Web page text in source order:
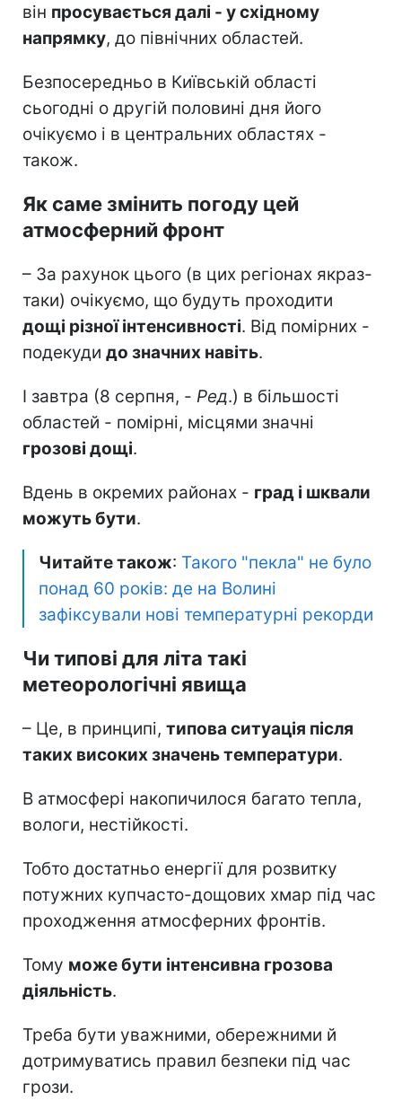
він просувається далі - у східному
напрямку, до північних областей.
Безпосередньо в Київській області
сьогодні о другій половині дня його
очікуємо і в центральних областях -
також.
Як саме змінить погоду цей
атмосферний фронт
– За рахунок цього (в цих регіонах якраз-
таки) очікуємо, що будуть проходити
дощі різної інтенсивності. Від помірних -
подекуди до значних навіть.
І завтра (8 серпня, - Ред.) в більшості
областей - помірні, місцями значні
грозові дощі.
Вдень в окремих районах - град і шквали
можуть бути.
Читайте також: Такого "пекла" не було
понад 60 років: де на Волині
зафіксували нові температурні рекорди
Чи типові для літа такі
метеорологічні явища
– Це, в принципі, типова ситуація після
таких високих значень температури.
В атмосфері накопичилося багато тепла,
вологи, нестійкості.
Тобто достатньо енергії для розвитку
потужних купчасто-дощових хмар під час
проходження атмосферних фронтів.
Тому може бути інтенсивна грозова
діяльність.
Треба бути уважними, обережними й
дотримуватись правил безпеки під час
грози.